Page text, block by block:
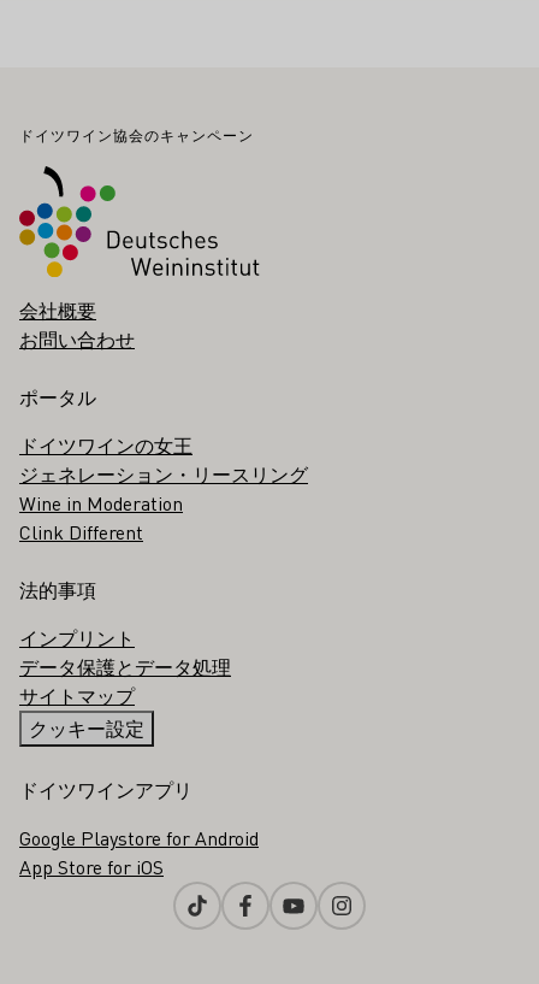
フッター
ドイツワイン協会のキャンペーン
会社概要
お問い合わせ
ポータル
ドイツワインの女王
ジェネレーション・リースリング
Wine in Moderation
Clink Different
法的事項
インプリント
データ保護とデータ処理
サイトマップ
クッキー設定
ドイツワインアプリ
Google Playstore for Android
App Store for iOS
TiktokFacebookYoutubeInstagram